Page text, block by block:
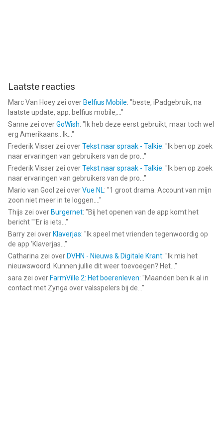
Laatste reacties
Marc Van Hoey zei over Belfius Mobile: "beste, iPadgebruik, na
laatste update, app. belfius mobile,... "
Sanne zei overGoWish: " Ik heb deze eerst gebruikt, maar toch wel
erg Amerikaans.. Ik... "
Frederik Visser zei overTekst naar spraak - Talkie: " Ik ben op zoek
naar ervaringen van gebruikers van de pro... "
Frederik Visser zei overTekst naar spraak - Talkie: " Ik ben op zoek
naar ervaringen van gebruikers van de pro... "
Mario van Gool zei overVue NL: "1 groot drama. Account van mijn
zoon niet meer in te loggen.... "
Thijs zei over Burgernet: "Bij het openen van de app komt het
bericht ""Er is iets... "
Barry zei over Klaverjas: " Ik speel met vrienden tegenwoordig op
de app ‘Klaverjas... "
Catharina zei over DVHN - Nieuws & Digitale Krant: " Ik mis het
nieuwswoord. Kunnen jullie dit weer toevoegen? Het... "
sara zei over FarmVille 2: Het boerenleven: "Maanden ben ik al in
contact met Zynga over valsspelers bij de... "